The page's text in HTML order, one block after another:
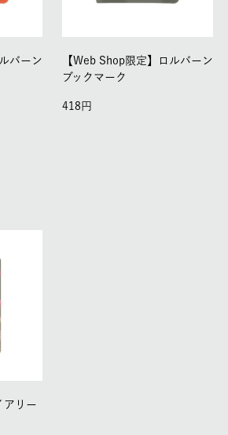
バーン
【Web Shop限定】ロルバーン
ブックマーク
418
アリー